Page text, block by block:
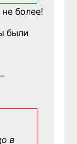
более!
были
в